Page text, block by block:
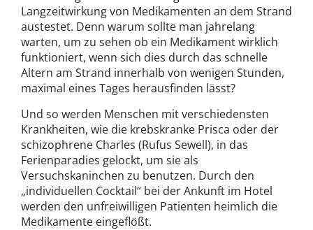
Langzeitwirkung von Medikamenten an dem Strand
austestet. Denn warum sollte man jahrelang
warten, um zu sehen ob ein Medikament wirklich
funktioniert, wenn sich dies durch das schnelle
Altern am Strand innerhalb von wenigen Stunden,
maximal eines Tages herausfinden lässt?
Und so werden Menschen mit verschiedensten
Krankheiten, wie die krebskranke Prisca oder der
schizophrene Charles (Rufus Sewell), in das
Ferienparadies gelockt, um sie als
Versuchskaninchen zu benutzen. Durch den
„individuellen Cocktail“ bei der Ankunft im Hotel
werden den unfreiwilligen Patienten heimlich die
Medikamente eingeflößt.